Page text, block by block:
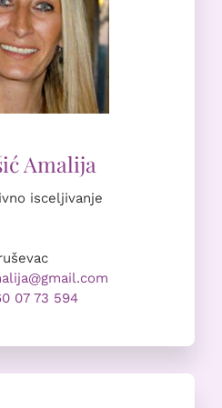
isceljivanje
07 73 594